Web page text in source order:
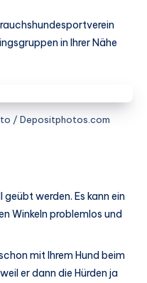
in Ihrer Nähe
/ Depositphotos.com
werden. Es kann ein
Winkeln problemlos und
mit Ihrem Hund beim
er dann die Hürden ja